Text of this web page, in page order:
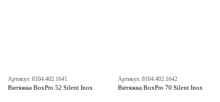
Артикул: 8104.402.1641
Витяжка BoxPro 52 Silent Inox
Артикул: 8104.402.1642
Витяжка BoxPro 70 Silent Inox